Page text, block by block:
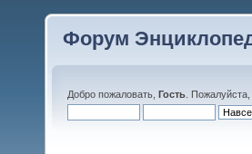
Форум
Добро пожаловать, Гость . Пожалуйста,